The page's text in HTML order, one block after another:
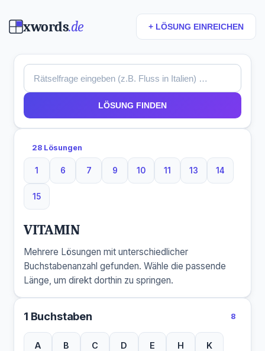
xwords.de + LÖSUNG EINREICHEN
LÖSUNG FINDEN
28 Lösungen
1
1 Buchstaben
6
6 Buchstaben
7
7 Buchstaben
9
9 Buchstaben
10
10 Buchstaben
11
11 Buchstaben
13
13 Buchstaben
14
14
15
15 Buchstaben
VITAMIN
Mehrere Lösungen mit unterschiedlicher
Buchstabenanzahl gefunden. Wähle die passende
Länge, um direkt dorthin zu springen.
1 Buchstaben 8
A B C D E H K